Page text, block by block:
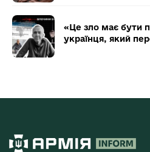
«Це зло має бути
українця, який